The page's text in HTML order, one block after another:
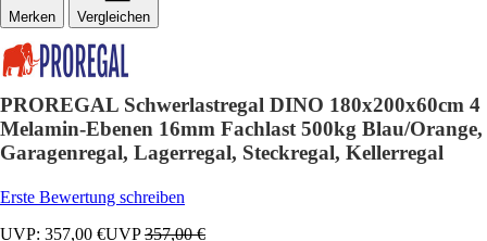
Vergleichen
PROREGAL Schwerlastregal DINO 180x200x60cm 4
Melamin-Ebenen 16mm Fachlast 500kg Blau/Orange,
Garagenregal, Lagerregal, Steckregal, Kellerregal
Erste Bewertung schreiben
UVP: 357,00 €UVP357,00 €